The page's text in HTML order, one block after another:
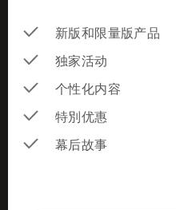
新版和限量版产品
独家活动
个性化内容
特別优惠
幕后故事